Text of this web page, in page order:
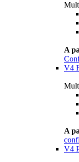
A
V4
A
V4